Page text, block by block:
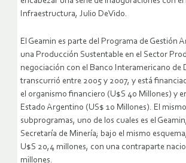
Infraestructura, Julio DeVido.
El Geamin es parte del Programa de Gestión
una Producción Sustentable en el Sector
negociación con el Banco Interamericano de
transcurrió entre 2005 y 2007, y está
el organismo financiero (U$S 40 Millones) y
Estado Argentino (US$ 10 Millones). El
subprogramas, uno de los cuales es el
Secretaría de Minería; bajo el mismo
U$S 20,4 millones, con una contraparte
millones.